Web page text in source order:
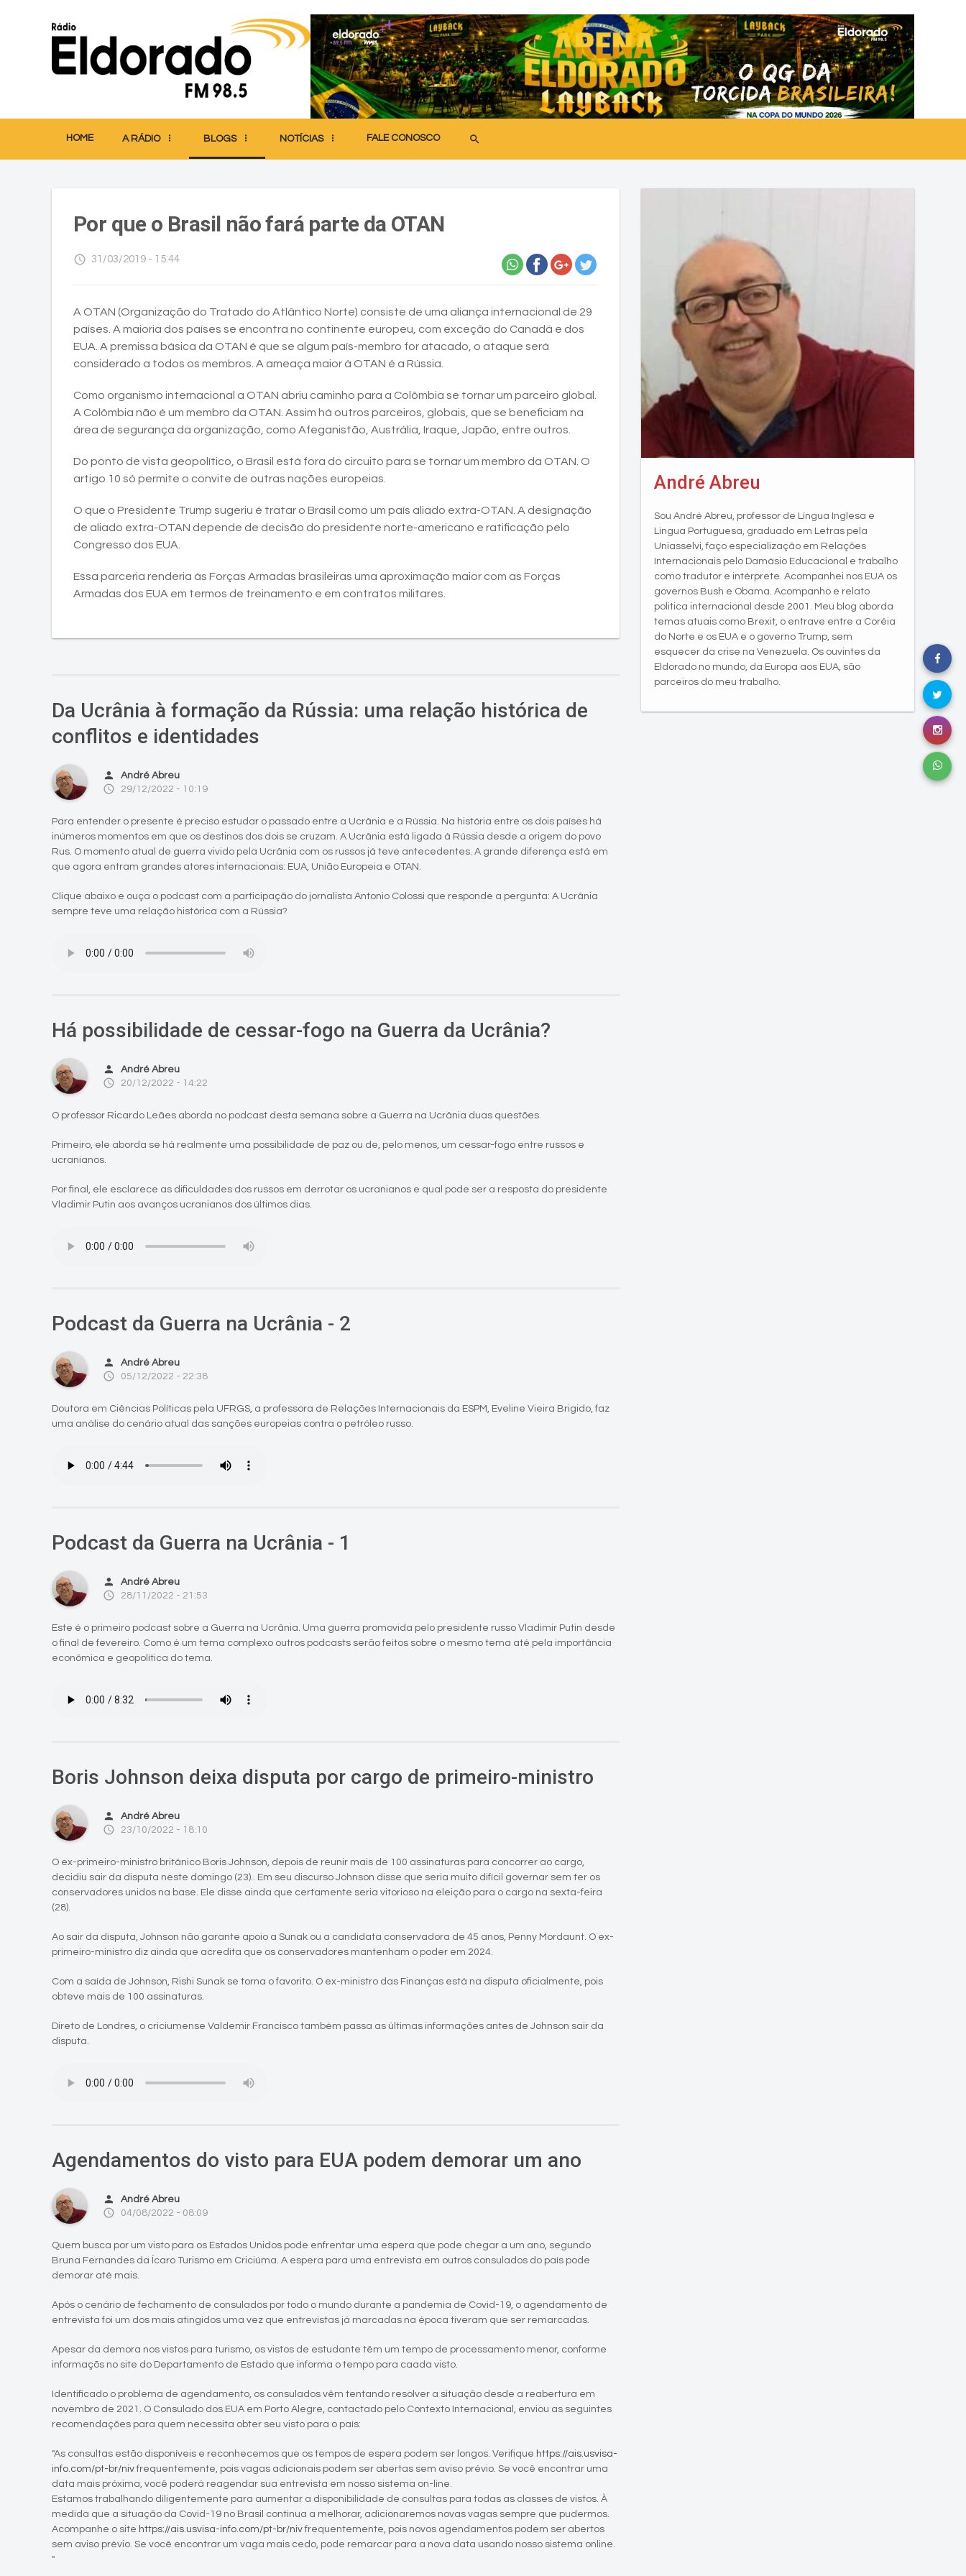
HOME A RÁDIO BLOGS NOTÍCIAS FALE CONOSCO search
Por que o Brasil não fará parte da OTAN
access_time 31/03/2019 - 15:44
A OTAN (Organização do Tratado do Atlântico Norte) consiste de uma aliança internacional de 29
países. A maioria dos países se encontra no continente europeu, com exceção do Canadá e dos
EUA. A premissa básica da OTAN é que se algum país-membro for atacado, o ataque será
considerado a todos os membros. A ameaça maior à OTAN é a Rússia.
Como organismo internacional a OTAN abriu caminho para a Colômbia se tornar um parceiro global.
A Colômbia não é um membro da OTAN. Assim há outros parceiros, globais, que se beneficiam na
área de segurança da organização, como Afeganistão, Austrália, Iraque, Japão, entre outros.
Do ponto de vista geopolítico, o Brasil está fora do circuito para se tornar um membro da OTAN. O
artigo 10 só permite o convite de outras nações europeias.
O que o Presidente Trump sugeriu é tratar o Brasil como um país aliado extra-OTAN. A designação
de aliado extra-OTAN depende de decisão do presidente norte-americano e ratificação pelo
Congresso dos EUA.
Essa parceria renderia às Forças Armadas brasileiras uma aproximação maior com as Forças
Armadas dos EUA em termos de treinamento e em contratos militares.
Da Ucrânia à formação da Rússia: uma relação histórica de
conflitos e identidades
person André Abreu
access_time 29/12/2022 - 10:19
Para entender o presente é preciso estudar o passado entre a Ucrânia e a Rússia. Na história entre os dois países há
inúmeros momentos em que os destinos dos dois se cruzam. A Ucrânia está ligada à Rússia desde a origem do povo
Rus. O momento atual de guerra vivido pela Ucrânia com os russos já teve antecedentes. A grande diferença está em
que agora entram grandes atores internacionais: EUA, União Europeia e OTAN.
Clique abaixo e ouça o podcast com a participação do jornalista Antonio Colossi que responde a pergunta: A Ucrânia
sempre teve uma relação histórica com a Rússia?
Há possibilidade de cessar-fogo na Guerra da Ucrânia?
person André Abreu
access_time 20/12/2022 - 14:22
O professor Ricardo Leães aborda no podcast desta semana sobre a Guerra na Ucrânia duas questões.
Primeiro, ele aborda se há realmente uma possibilidade de paz ou de, pelo menos, um cessar-fogo entre russos e
ucranianos.
Por final, ele esclarece as dificuldades dos russos em derrotar os ucranianos e qual pode ser a resposta do presidente
Vladimir Putin aos avanços ucranianos dos últimos dias.
Podcast da Guerra na Ucrânia - 2
person André Abreu
access_time 05/12/2022 - 22:38
Doutora em Ciências Políticas pela UFRGS, a professora de Relações Internacionais da ESPM, Eveline Vieira Brigido, faz
uma análise do cenário atual das sanções europeias contra o petróleo russo.
Podcast da Guerra na Ucrânia - 1
person André Abreu
access_time 28/11/2022 - 21:53
Este é o primeiro podcast sobre a Guerra na Ucrânia. Uma guerra promovida pelo presidente russo Vladimir Putin desde
o final de fevereiro. Como é um tema complexo outros podcasts serão feitos sobre o mesmo tema até pela importância
econômica e geopolítica do tema.
Boris Johnson deixa disputa por cargo de primeiro-ministro
person André Abreu
access_time 23/10/2022 - 18:10
O ex-primeiro-ministro britânico Boris Johnson, depois de reunir mais de 100 assinaturas para concorrer ao cargo,
decidiu sair da disputa neste domingo (23).. Em seu discurso Johnson disse que seria muito difícil governar sem ter os
conservadores unidos na base. Ele disse ainda que certamente seria vitorioso na eleição para o cargo na sexta-feira
(28).
Ao sair da disputa, Johnson não garante apoio a Sunak ou a candidata conservadora de 45 anos, Penny Mordaunt. O ex-
primeiro-ministro diz ainda que acredita que os conservadores mantenham o poder em 2024.
Com a saída de Johnson, Rishi Sunak se torna o favorito. O ex-ministro das Finanças está na disputa oficialmente, pois
obteve mais de 100 assinaturas.
Direto de Londres, o criciumense Valdemir Francisco também passa as últimas informações antes de Johnson sair da
disputa.
Agendamentos do visto para EUA podem demorar um ano
person André Abreu
access_time 04/08/2022 - 08:09
Quem busca por um visto para os Estados Unidos pode enfrentar uma espera que pode chegar a um ano, segundo
Bruna Fernandes da Ícaro Turismo em Criciúma. A espera para uma entrevista em outros consulados do país pode
demorar até mais.
Após o cenário de fechamento de consulados por todo o mundo durante a pandemia de Covid-19, o agendamento de
entrevista foi um dos mais atingidos uma vez que entrevistas já marcadas na época tiveram que ser remarcadas.
Apesar da demora nos vistos para turismo, os vistos de estudante têm um tempo de processamento menor, conforme
informaçõs no site do Departamento de Estado que informa o tempo para caada visto.
Identificado o problema de agendamento, os consulados vêm tentando resolver a situação desde a reabertura em
novembro de 2021. O Consulado dos EUA em Porto Alegre, contactado pelo Contexto Internacional, enviou as seguintes
recomendações para quem necessita obter seu visto para o país:
"As consultas estão disponíveis e reconhecemos que os tempos de espera podem ser longos. Verifique https://ais.usvisa-
info.com/pt-br/nivfrequentemente, pois vagas adicionais podem ser abertas sem aviso prévio. Se você encontrar uma
data mais próxima, você poderá reagendar sua entrevista em nosso sistema on-line.
Estamos trabalhando diligentemente para aumentar a disponibilidade de consultas para todas as classes de vistos. À
medida que a situação da Covid-19 no Brasil continua a melhorar, adicionaremos novas vagas sempre que pudermos.
Acompanhe o site https://ais.usvisa-info.com/pt-br/nivfrequentemente, pois novos agendamentos podem ser abertos
sem aviso prévio. Se você encontrar um vaga mais cedo, pode remarcar para a nova data usando nosso sistema online.
"
André Abreu
Sou André Abreu, professor de Língua Inglesa e
Língua Portuguesa, graduado em Letras pela
Uniasselvi, faço especialização em Relações
Internacionais pelo Damásio Educacional e trabalho
como tradutor e intérprete. Acompanhei nos EUA os
governos Bush e Obama. Acompanho e relato
politica internacional desde 2001. Meu blog aborda
temas atuais como Brexit, o entrave entre a Coréia
do Norte e os EUA e o governo Trump, sem
esquecer da crise na Venezuela. Os ouvintes da
Eldorado no mundo, da Europa aos EUA, são
parceiros do meu trabalho.